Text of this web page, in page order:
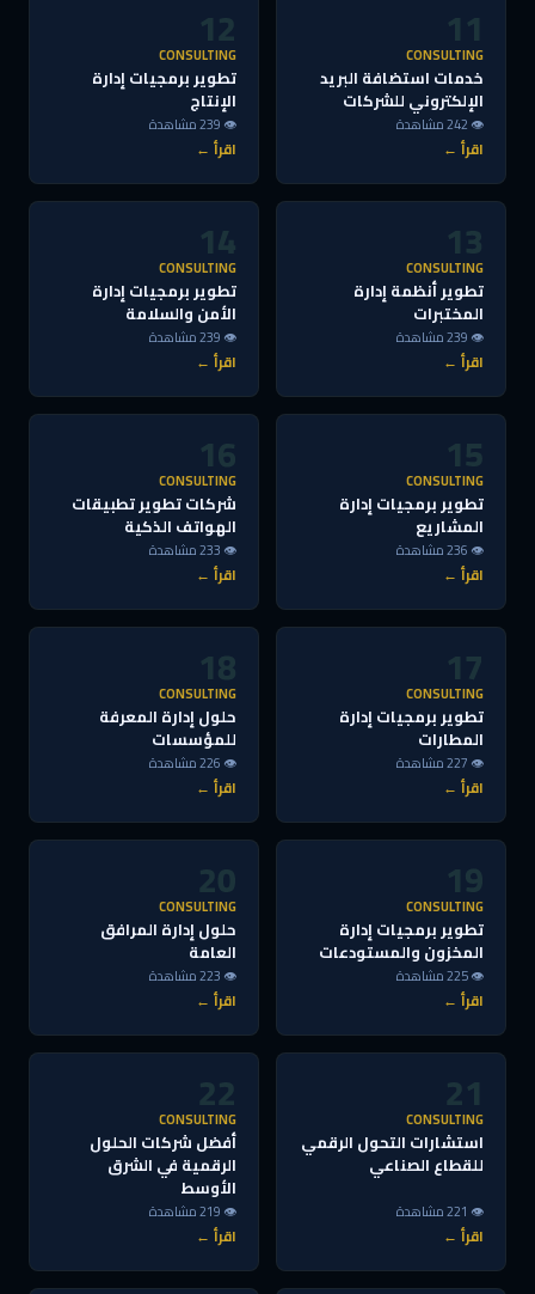
11
CONSULTING
خدمات استضافة البريد
الإلكتروني للشركات
👁 242 مشاهدة
اقرأ ←
12
CONSULTING
تطوير برمجيات إدارة
الإنتاج
👁 239 مشاهدة
اقرأ ←
13
CONSULTING
تطوير أنظمة إدارة
المختبرات
👁 239 مشاهدة
اقرأ ←
14
CONSULTING
تطوير برمجيات إدارة
الأمن والسلامة
👁 239 مشاهدة
اقرأ ←
15
CONSULTING
تطوير برمجيات إدارة
المشاريع
👁 236 مشاهدة
اقرأ ←
16
CONSULTING
شركات تطوير تطبيقات
الهواتف الذكية
👁 233 مشاهدة
اقرأ ←
17
CONSULTING
تطوير برمجيات إدارة
المطارات
👁 227 مشاهدة
اقرأ ←
18
CONSULTING
حلول إدارة المعرفة
للمؤسسات
👁 226 مشاهدة
اقرأ ←
19
CONSULTING
تطوير برمجيات إدارة
المخزون والمستودعات
👁 225 مشاهدة
اقرأ ←
20
CONSULTING
حلول إدارة المرافق
العامة
👁 223 مشاهدة
اقرأ ←
21
CONSULTING
استشارات التحول الرقمي
للقطاع الصناعي
👁 221 مشاهدة
اقرأ ←
22
CONSULTING
أفضل شركات الحلول
الرقمية في الشرق
الأوسط
👁 219 مشاهدة
اقرأ ←